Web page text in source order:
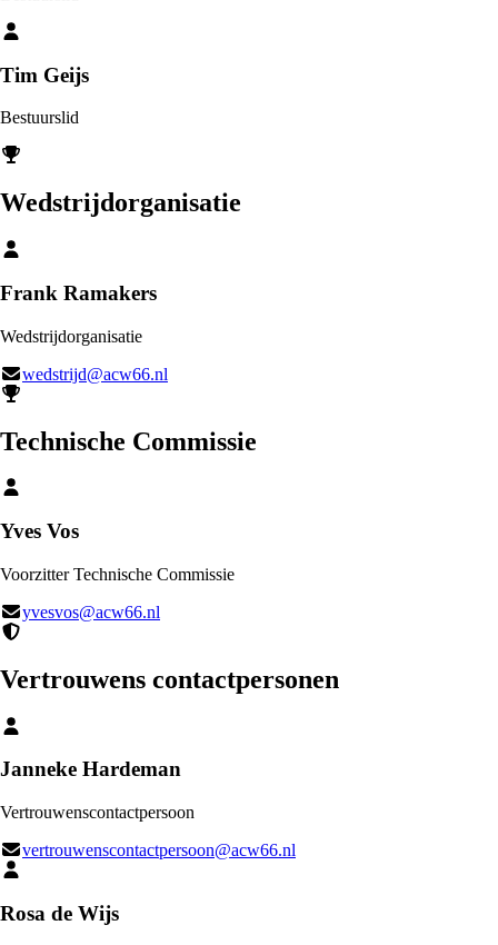
Tim Geijs
Bestuurslid
Wedstrijdorganisatie
Frank Ramakers
Wedstrijdorganisatie
wedstrijd@acw66.nl
Technische Commissie
Yves Vos
Voorzitter Technische Commissie
yvesvos@acw66.nl
Vertrouwens contactpersonen
Janneke Hardeman
Vertrouwenscontactpersoon
vertrouwenscontactpersoon@acw66.nl
Rosa de Wijs